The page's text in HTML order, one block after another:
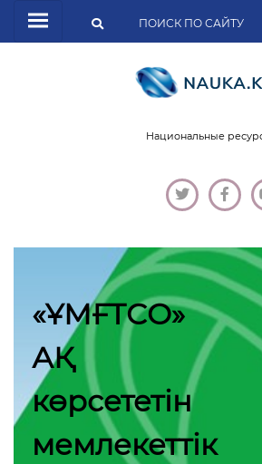
Национальные
«ҰМҒТСО»
АҚ
көрсететін
мемлекеттік